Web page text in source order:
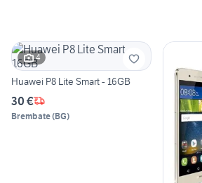
4
Huawei P8 Lite Smart - 16GB
30 €
Brembate(BG)